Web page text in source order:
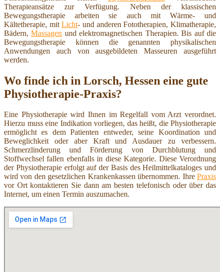
Therapieansätze zur Verfügung. Neben der klassischen
Bewegungstherapie arbeiten sie auch mit Wärme- und
Kältetherapie, mitLicht- und anderen Fototherapien, Klimatherapie,
Bädern,Massagen und elektromagnetischen Therapien. Bis auf die
Bewegungstherapie können die genannten physikalischen
Anwendungen auch von ausgebildeten Masseuren ausgeführt
werden.
Wo finde ich in Lorsch, Hessen eine gute
Physiotherapie-Praxis?
Eine Physiotherapie wird Ihnen im Regelfall vom Arzt verordnet.
Hierzu muss eine Indikation vorliegen, das heißt, die Physiotherapie
ermöglicht es dem Patienten entweder, seine Koordination und
Beweglichkeit oder aber Kraft und Ausdauer zu verbessern.
Schmerzlinderung und Förderung von Durchblutung und
Stoffwechsel fallen ebenfalls in diese Kategorie. Diese Verordnung
der Physiotherapie erfolgt auf der Basis des Heilmittelkataloges und
wird von den gesetzlichen Krankenkassen übernommen. Ihre Praxis
vor Ort kontaktieren Sie dann am besten telefonisch oder über das
Internet, um einen Termin auszumachen.